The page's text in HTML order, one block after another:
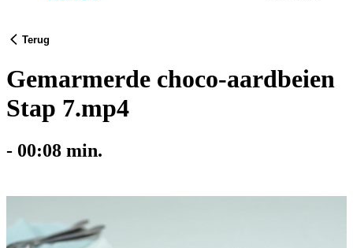
Terug
Gemarmerde choco-aardbeien
Stap 7.mp4
- 00:08 min.